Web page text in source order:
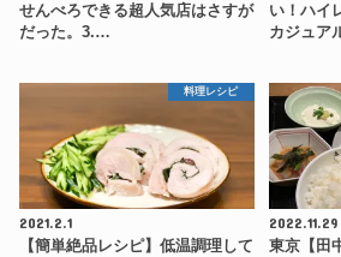
せんべろできる超人気店はさすが
だった。3.…
い！ハイ
カジュア
料理レシピ
2021.2.1
【簡単絶品レシピ】低温調理して
2022.11.29
東京【田